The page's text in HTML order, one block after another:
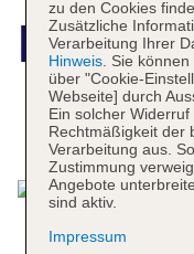
Das bietet
zu den Cookies
Zusätzliche
Verarbeitung Ihrer
Hinweis. Sie können
über "Cookie-
Webseite] durch
Ein solcher
Rechtmäßigkeit der
Verarbeitung aus.
Zustimmung
Angebote
sind aktiv.
Impressum